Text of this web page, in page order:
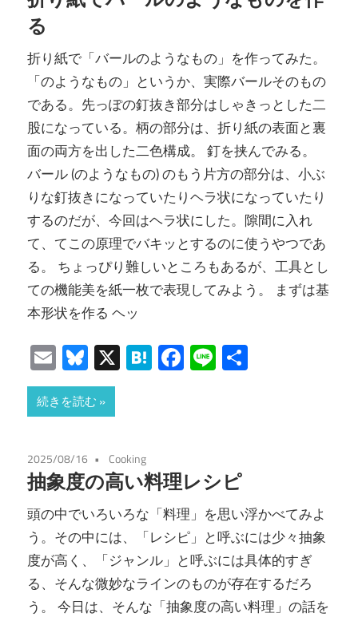
る
折り紙で「バールのようなもの」を作ってみた。
「のようなもの」というか、実際バールそのもの
である。先っぽの釘抜き部分はしゃきっとした二
股になっている。柄の部分は、折り紙の表面と裏
面の両方を出した二色構成。 釘を挟んでみる。
バール (のようなもの) のもう片方の部分は、小ぶ
りな釘抜きになっていたりヘラ状になっていたり
するのだが、今回はヘラ状にした。隙間に入れ
て、てこの原理でバキッとするのに使うやつであ
る。 ちょっぴり難しいところもあるが、工具とし
ての機能美を紙一枚で表現してみよう。 まずは基
本形状を作る ヘッ
EmailBluesky
X Hatena
Facebook
Line
続きを読む
2025/08/16 Cooking
抽象度の高い料理レシピ
頭の中でいろいろな「料理」を思い浮かべてみよ
う。その中には、「レシピ」と呼ぶには少々抽象
度が高く、「ジャンル」と呼ぶには具体的すぎ
る、そんな微妙なラインのものが存在するだろ
う。 今日は、そんな「抽象度の高い料理」の話を